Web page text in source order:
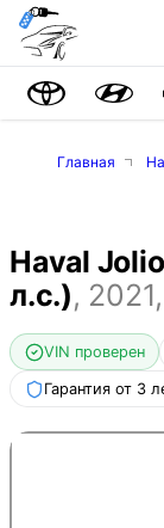
Главная
Haval
л.с.), 2021,
VIN проверен
Гарантия от 3